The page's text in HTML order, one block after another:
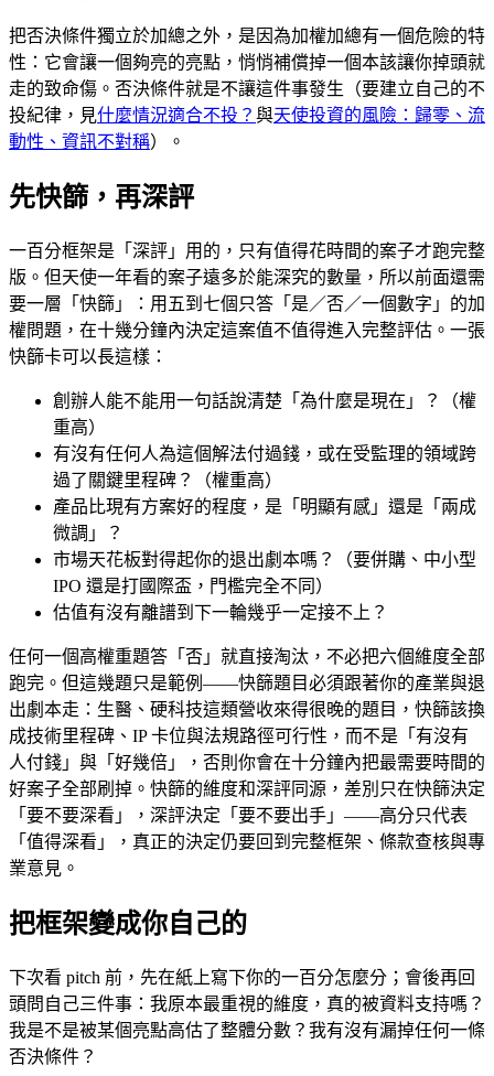
把否決條件獨立於加總之外，是因為加權加總有一個危險的特
性：它會讓一個夠亮的亮點，悄悄補償掉一個本該讓你掉頭就
走的致命傷。否決條件就是不讓這件事發生（要建立自己的不
投紀律，見什麼情況適合不投？ 與天使投資的風險：歸零、流
動性、資訊不對稱）。
先快篩，再深評
一百分框架是「深評」用的，只有值得花時間的案子才跑完整
版。但天使一年看的案子遠多於能深究的數量，所以前面還需
要一層「快篩」：用五到七個只答「是／否／一個數字」的加
權問題，在十幾分鐘內決定這案值不值得進入完整評估。一張
快篩卡可以長這樣：
創辦人能不能用一句話說清楚「為什麼是現在」？（權
重高）
有沒有任何人為這個解法付過錢，或在受監理的領域跨
過了關鍵里程碑？（權重高）
產品比現有方案好的程度，是「明顯有感」還是「兩成
微調」？
市場天花板對得起你的退出劇本嗎？（要併購、中小型
IPO 還是打國際盃，門檻完全不同）
估值有沒有離譜到下一輪幾乎一定接不上？
任何一個高權重題答「否」就直接淘汰，不必把六個維度全部
跑完。但這幾題只是範例——快篩題目必須跟著你的產業與退
出劇本走：生醫、硬科技這類營收來得很晚的題目，快篩該換
成技術里程碑、IP 卡位與法規路徑可行性，而不是「有沒有
人付錢」與「好幾倍」，否則你會在十分鐘內把最需要時間的
好案子全部刷掉。快篩的維度和深評同源，差別只在快篩決定
「要不要深看」，深評決定「要不要出手」——高分只代表
「值得深看」，真正的決定仍要回到完整框架、條款查核與專
業意見。
把框架變成你自己的
下次看 pitch 前，先在紙上寫下你的一百分怎麼分；會後再回
頭問自己三件事：我原本最重視的維度，真的被資料支持嗎？
我是不是被某個亮點高估了整體分數？我有沒有漏掉任何一條
否決條件？